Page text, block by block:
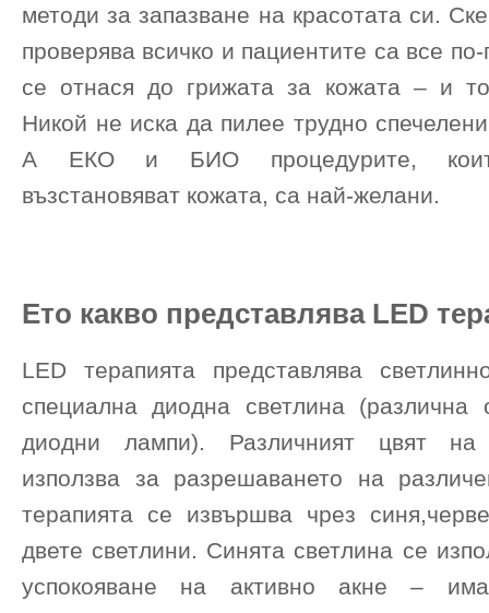
методи за запазване на красотата си.
проверява всичко и пациентите са все
се отнася до грижата за кожата – и
Никой не иска да пилее трудно
А ЕКО и БИО процедурите, които
възстановяват кожата, са най-желани.
Ето какво представлява LED
LED терапията представлява
специална диодна светлина (различна
диодни лампи). Различният цвят на
използва за разрешаването на
терапията се извършва чрез
двете светлини. Синята светлина се
успокояване на активно акне – има